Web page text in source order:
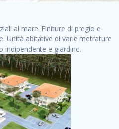
al mare. Finiture di pregio e
Unità abitative di varie metrature
indipendente e giardino.